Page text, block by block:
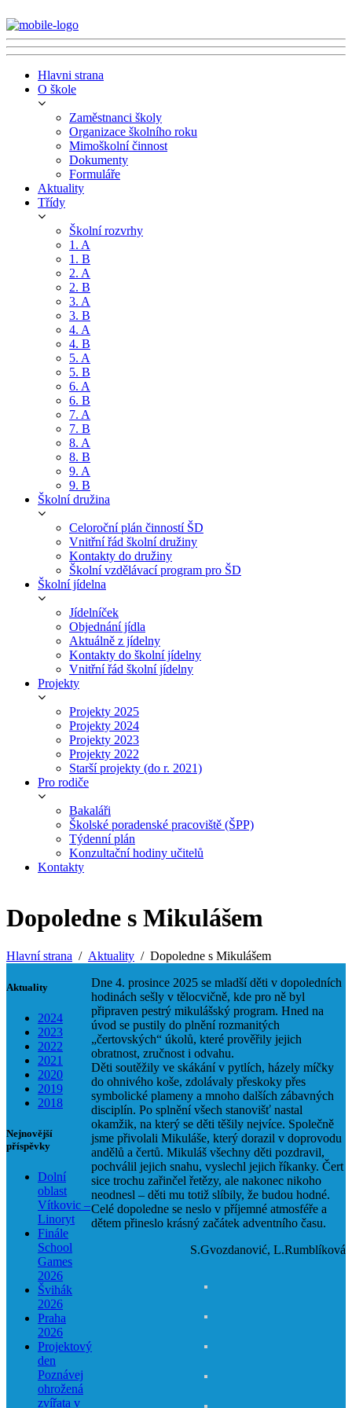
Hlavni strana
O škole
Zaměstnanci školy
Organizace školního roku
Mimoškolní činnost
Dokumenty
Formuláře
Aktuality
Třídy
Školní rozvrhy
1. A
1. B
2. A
2. B
3. A
3. B
4. A
4. B
5. A
5. B
6. A
6. B
7. A
7. B
8. A
8. B
9. A
9. B
Školní družina
Celoroční plán činností ŠD
Vnitřní řád školní družiny
Kontakty do družiny
Školní vzdělávací program pro ŠD
Školní jídelna
Jídelníček
Objednání jídla
Aktuálně z jídelny
Kontakty do školní jídelny
Vnitřní řád školní jídelny
Projekty
Projekty 2025
Projekty 2024
Projekty 2023
Projekty 2022
Starší projekty (do r. 2021)
Pro rodiče
Bakaláři
Školské poradenské pracoviště (ŠPP)
Týdenní plán
Konzultační hodiny učitelů
Kontakty
Dopoledne s Mikulášem
Hlavní strana Aktuality Dopoledne s Mikulášem
Aktuality
2024
2023
2022
2021
2020
2019
2018
Nejnovější
příspěvky
Dolní
oblast
Vítkovic –
Linoryt
Finále
School
Games
2026
Švihák
2026
Praha
2026
Projektový
den
Poznávej
ohrožená
zvířata v
Dne 4. prosince 2025 se mladší děti v dopoledních
hodinách sešly v tělocvičně, kde pro ně byl
připraven pestrý mikulášský program. Hned na
úvod se pustily do plnění rozmanitých
„čertovských“ úkolů, které prověřily jejich
obratnost, zručnost i odvahu.
Děti soutěžily ve skákání v pytlích, házely míčky
do ohnivého koše, zdolávaly přeskoky přes
symbolické plameny a mnoho dalších zábavných
disciplín. Po splnění všech stanovišť nastal
okamžik, na který se děti těšily nejvíce. Společně
jsme přivolali Mikuláše, který dorazil v doprovodu
andělů a čertů. Mikuláš všechny děti pozdravil,
pochválil jejich snahu, vyslechl jejich říkanky. Čert
sice trochu zařinčel řetězy, ale nakonec nikoho
neodnesl – děti mu totiž slíbily, že budou hodné.
Celé dopoledne se neslo v příjemné atmosféře a
dětem přineslo krásný začátek adventního času.
S.Gvozdanović, L.Rumblíková